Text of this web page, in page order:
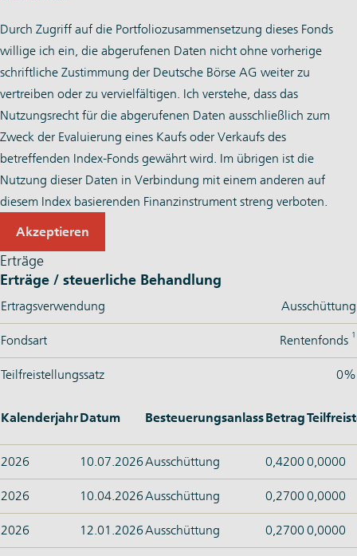
Durch Zugriff auf die Portfoliozusammensetzung dieses Fonds
willige ich ein, die abgerufenen Daten nicht ohne vorherige
schriftliche Zustimmung der Deutsche Börse AG weiter zu
vertreiben oder zu vervielfältigen. Ich verstehe, dass das
Nutzungsrecht für die abgerufenen Daten ausschließlich zum
Zweck der Evaluierung eines Kaufs oder Verkaufs des
betreffenden Index-Fonds gewährt wird. Im übrigen ist die
Nutzung dieser Daten in Verbindung mit einem anderen auf
diesem Index basierenden Finanzinstrument streng verboten.
Akzeptieren
Erträge
Erträge / steuerliche Behandlung
Ertragsverwendung Ausschüttung
Fondsart Rentenfonds 1
Teilfreistellungssatz 0%
KalenderjahrDatum BesteuerungsanlassBetrag
2026 10.07.2026Ausschüttung 0,4200 0,0000
2026 10.04.2026Ausschüttung 0,2700 0,0000
2026 12.01.2026Ausschüttung 0,2700 0,0000